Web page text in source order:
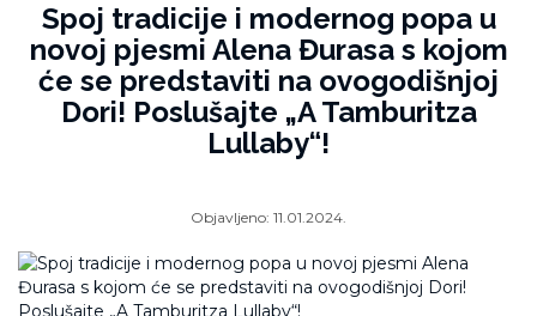
Spoj tradicije i modernog popa u
novoj pjesmi Alena Đurasa s kojom
će se predstaviti na ovogodišnjoj
Dori! Poslušajte „A Tamburitza
Lullaby“!
Objavljeno: 11.01.2024.